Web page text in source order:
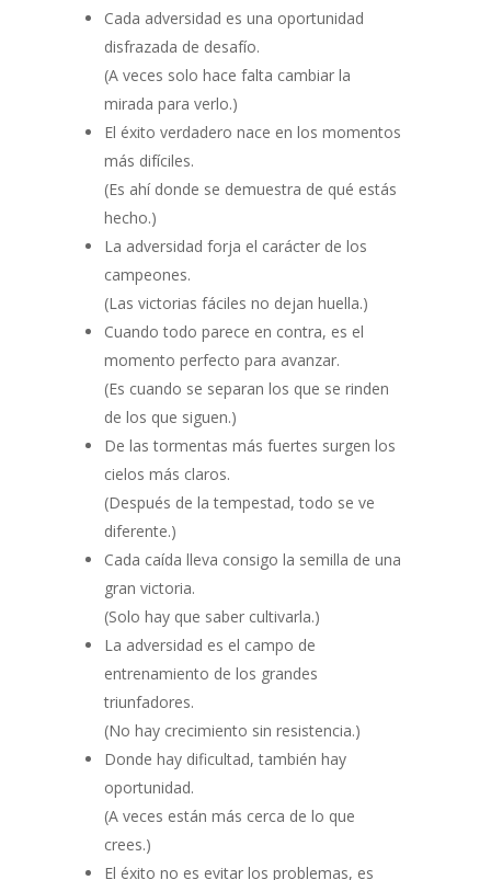
Cada adversidad es una oportunidad
disfrazada de desafío.
(A veces solo hace falta cambiar la
mirada para verlo.)
El éxito verdadero nace en los momentos
más difíciles.
(Es ahí donde se demuestra de qué estás
hecho.)
La adversidad forja el carácter de los
campeones.
(Las victorias fáciles no dejan huella.)
Cuando todo parece en contra, es el
momento perfecto para avanzar.
(Es cuando se separan los que se rinden
de los que siguen.)
De las tormentas más fuertes surgen los
cielos más claros.
(Después de la tempestad, todo se ve
diferente.)
Cada caída lleva consigo la semilla de una
gran victoria.
(Solo hay que saber cultivarla.)
La adversidad es el campo de
entrenamiento de los grandes
triunfadores.
(No hay crecimiento sin resistencia.)
Donde hay dificultad, también hay
oportunidad.
(A veces están más cerca de lo que
crees.)
El éxito no es evitar los problemas, es